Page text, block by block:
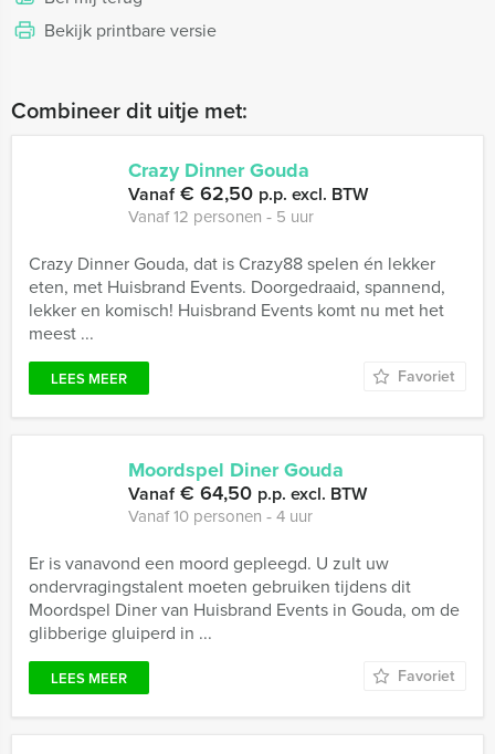
Bekijk printbare versie
Combineer dit uitje met:
Crazy Dinner Gouda
Vanaf€ 62,50 p.p. excl. BTW
Vanaf 12 personen ‐ 5 uur
Crazy Dinner Gouda, dat is Crazy88 spelen én lekker
eten, met Huisbrand Events. Doorgedraaid, spannend,
lekker en komisch! Huisbrand Events komt nu met het
meest ...
LEES MEER Favoriet
Moordspel Diner Gouda
Vanaf€ 64,50 p.p. excl. BTW
Vanaf 10 personen ‐ 4 uur
Er is vanavond een moord gepleegd. U zult uw
ondervragingstalent moeten gebruiken tijdens dit
Moordspel Diner van Huisbrand Events in Gouda, om de
glibberige gluiperd in ...
LEES MEER Favoriet